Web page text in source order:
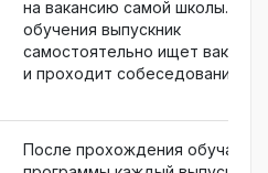
на вакансию самой школы.
обучения выпускник
самостоятельно ищет
и проходит собеседования.
После прохождения